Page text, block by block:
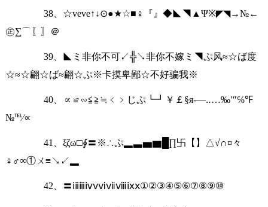
38、☆veve↑↓⊙●★☆■♀『』◆◣◥▲Ψ※◤◥→№←
㊣∑⌒〖〗＠
39、◣ミ非你不可↙╬↘非你不嫁ミ◥ぷ风≈☆ば度
☆≈☆翩☆ば≈翩☆ぷ※卡摸卑鄙☆不好骗我※
40、∝≌∽≦≧≒﹤﹥じぷ┗┛￥￡§я-―‥…‰′″℅℉
№℡∕∝
41、ξζω□∮〓※∴ぷ▂▃▅▆█∏卐【】△√∩¤々
♀♂∞①ㄨ≡↘↙▂
42、〓ⅰⅱⅲⅳⅴⅵⅶⅷⅸⅹ①②③④⑤⑥⑦⑧⑨⑩